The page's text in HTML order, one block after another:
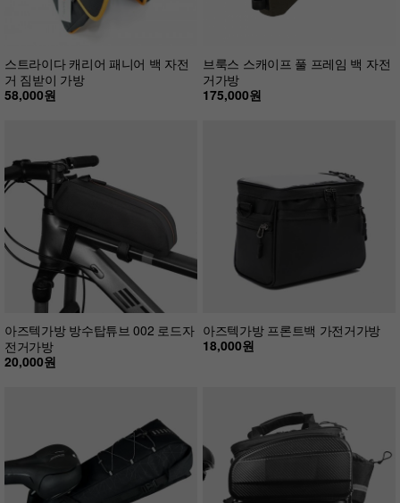
스트라이다 캐리어 패니어 백 자전
거 짐받이 가방
58,000원
브룩스 스캐이프 풀 프레임 백 자전
거가방
175,000원
아즈텍가방 방수탑튜브 002 로드자
전거가방
20,000원
아즈텍가방 프론트백 가전거가방
18,000원